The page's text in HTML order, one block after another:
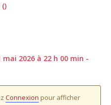
()
mai 2026 à 22 h 00 min -
Connexion pour afficher